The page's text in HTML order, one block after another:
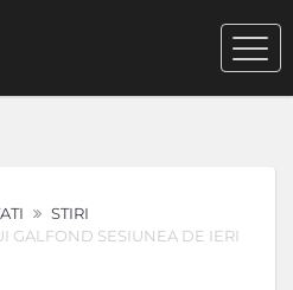
STIRI
GALFOND SESIUNEA DE IERI